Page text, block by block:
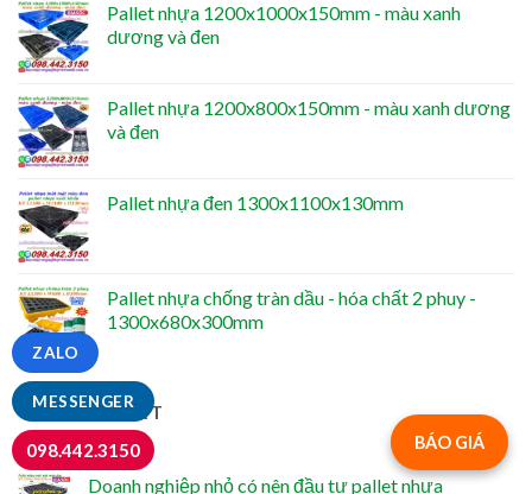
Pallet nhựa 1200x1000x150mm - màu xanh
dương và đen
Pallet nhựa 1200x800x150mm - màu xanh dương
và đen
Pallet nhựa đen 1300x1100x130mm
Pallet nhựa chống tràn dầu - hóa chất 2 phuy -
1300x680x300mm
TIN MỚI NHẤT
Doanh nghiệp nhỏ có nên đầu tư pallet nhựa
BÁO GIÁ
MESSENGER
ZALO
098.442.3150